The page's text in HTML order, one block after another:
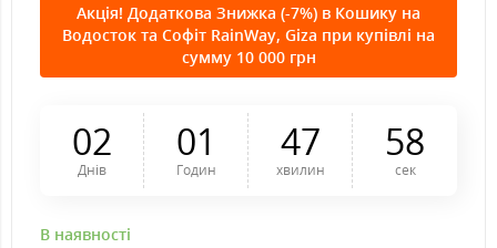
Акція! Додаткова Знижка (-7%) в Кошику на
Водосток та Софіт RainWay, Giza при купівлі на
сумму 10 000 грн
02
Днів
01
Годин
47
хвилин
58
сек
В наявності